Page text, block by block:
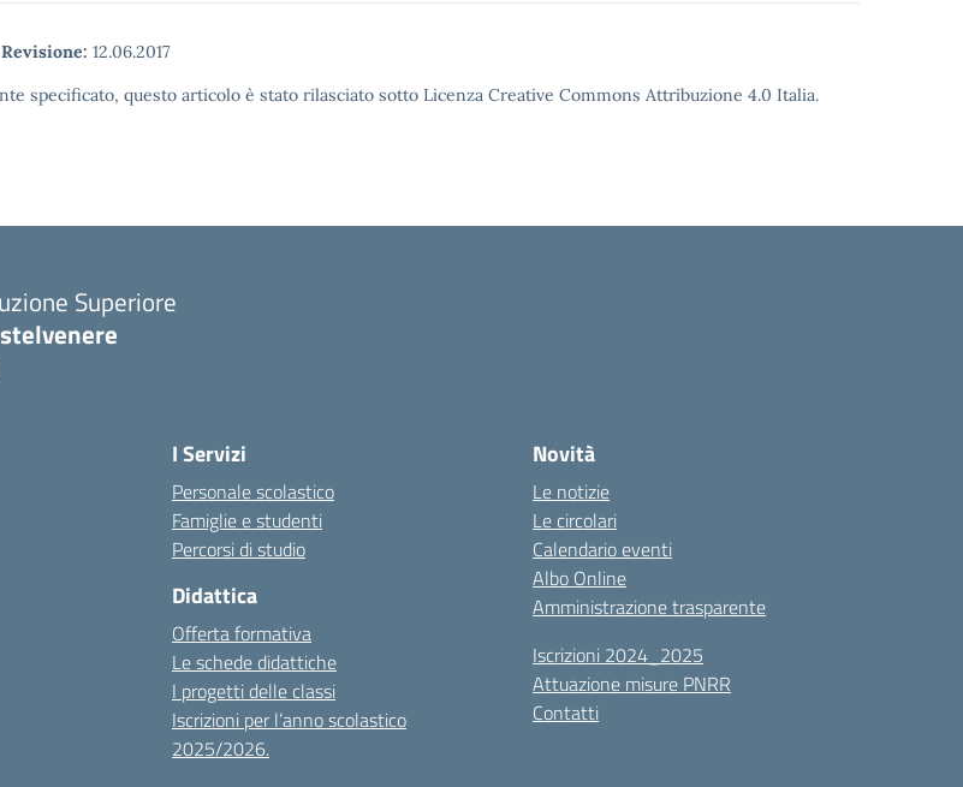
Revisione: 12.06.2017
specificato, questo articolo è stato rilasciato sotto Licenza Creative Commons Attribuzione 4.0 Italia.
Superiore
I Servizi
Personale scolastico
Famiglie e studenti
Percorsi di studio
Didattica
Offerta formativa
Le schede didattiche
I progetti delle classi
Iscrizioni per l’anno scolastico
2025/2026.
Novità
Le notizie
Le circolari
Calendario eventi
Albo Online
Amministrazione trasparente
Iscrizioni 2024_2025
Attuazione misure PNRR
Contatti